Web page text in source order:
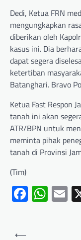
Dedi, Ketua FRN
mengungkapkan
diberikan oleh
kasus ini. Dia
dapat segera
ketertiban
Batanghari. Bravo
Ketua Fast Respon
tanah ini akan
ATR/BPN untuk
meminta pihak
tanah di Provinsi
(Tim)
⟵